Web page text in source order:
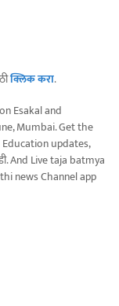
क्लिक करा.
Esakal and
Mumbai. Get the
updates,
And Live taja batmya
news Channel app